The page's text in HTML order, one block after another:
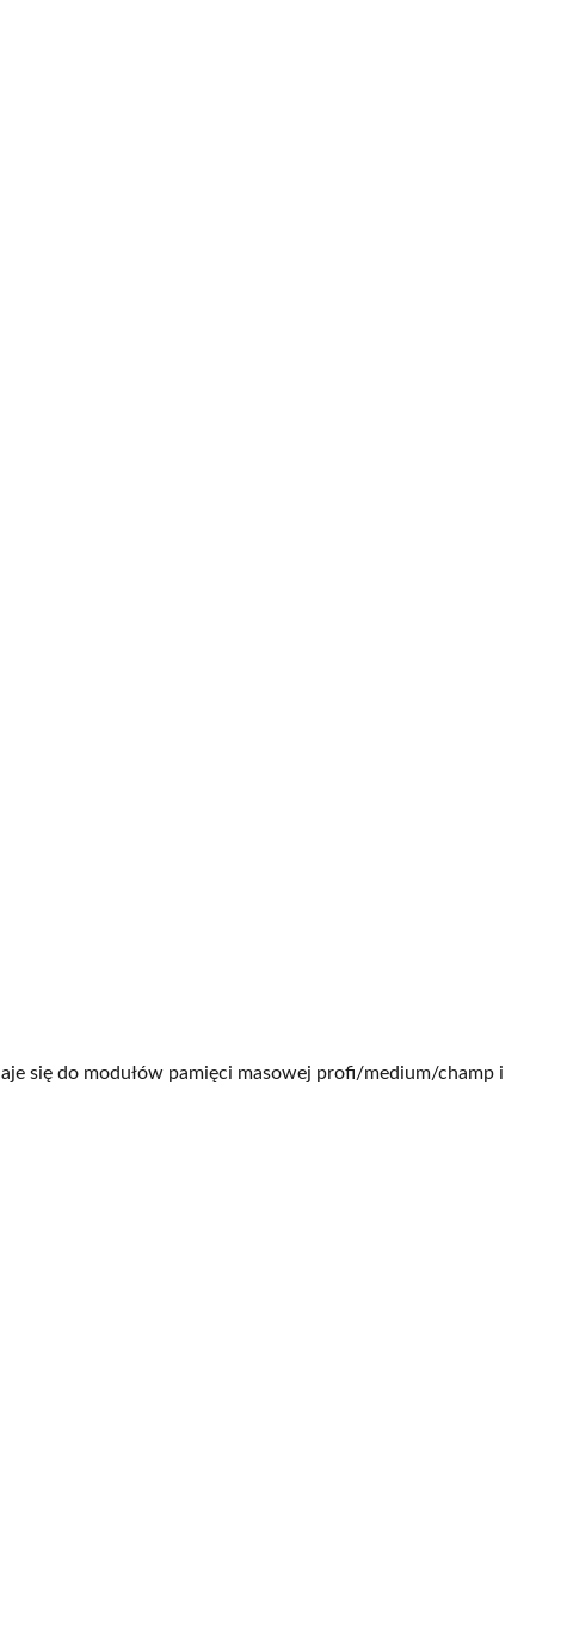
się do modułów pamięci masowej profi/medium/champ i